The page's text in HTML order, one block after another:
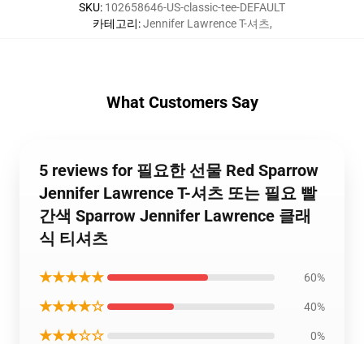
SKU: 102658646-US-classic-tee-DEFAULT
카테고리:Jennifer Lawrence T-셔츠,
What Customers Say
5 reviews for 필요한 선물 Red Sparrow
Jennifer Lawrence T-셔츠 또는 필요 빨
간색 Sparrow Jennifer Lawrence 클래
식 티셔츠
★★★★★ 60%
★★★★☆ 40%
★★★☆☆ 0%